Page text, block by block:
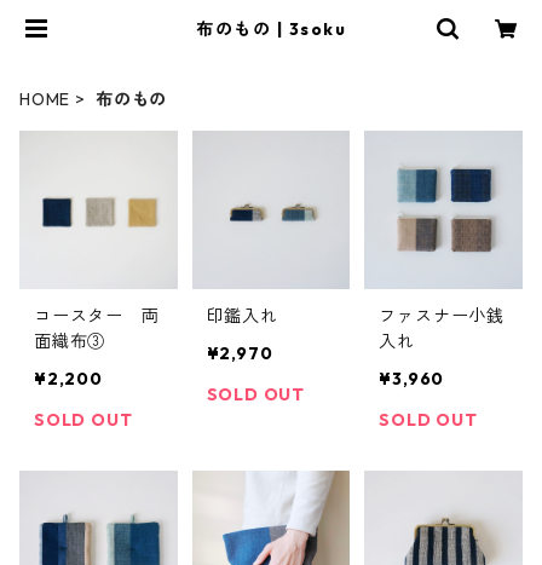
布のもの | 3soku
HOME 布のもの
コースター 両
面織布③
¥2,200
SOLD OUT
印鑑入れ
¥2,970
SOLD OUT
ファスナー小銭
入れ
¥3,960
SOLD OUT